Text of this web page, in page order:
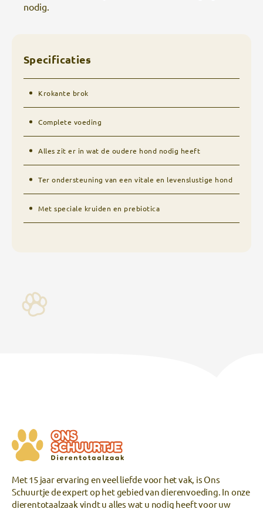
nodig.
Specificaties
Krokante brok
Complete voeding
Alles zit er in wat de oudere hond nodig heeft
Ter ondersteuning van een vitale en levenslustige hond
Met speciale kruiden en prebiotica
Met 15 jaar ervaring en veel liefde voor het vak, is Ons
Schuurtje de expert op het gebied van dierenvoeding. In onze
dierentotaalzaak vindt u alles wat u nodig heeft voor uw